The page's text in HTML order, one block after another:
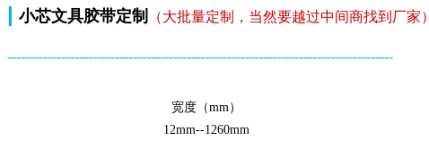
| 小芯文具胶带定制 （大批量定制，当然要越过中间商找到厂家）
--------------------------------------------------------------------------------------
宽度（mm）
12mm--1260mm